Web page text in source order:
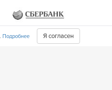
Подробнее Я согласен